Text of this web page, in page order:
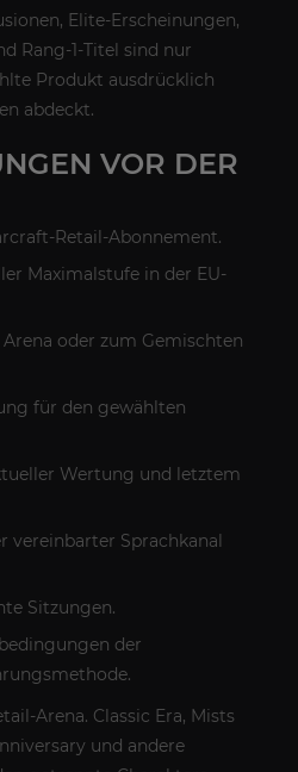
Elite-Erscheinungen,
Rang-1-Titel sind nur
Produkt ausdrücklich
abdeckt.
VOR DER
Retail-Abonnement.
Maximalstufe in der EU-
oder zum Gemischten
für den gewählten
Wertung und letztem
vereinbarter Sprachkanal
Sitzungen.
der
Arena. Classic Era, Mists
und andere